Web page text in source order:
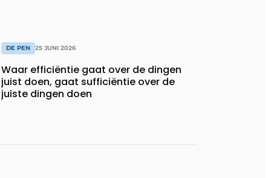
DE PEN 25 JUNI 2026
Waar efficiëntie gaat over de dingen
juist doen, gaat sufficiëntie over de
juiste dingen doen